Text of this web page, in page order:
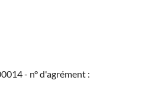
- n° d'agrément :